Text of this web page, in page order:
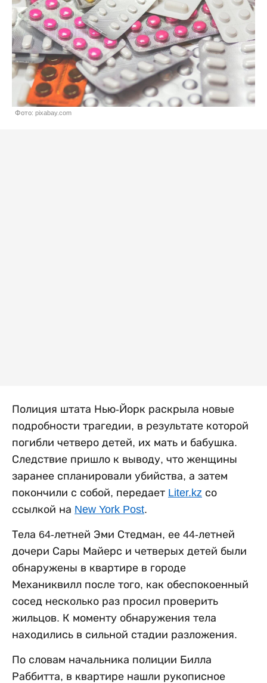
Фото: pixabay.com
Полиция штата Нью-Йорк раскрыла новые
подробности трагедии, в результате которой
погибли четверо детей, их мать и бабушка.
Следствие пришло к выводу, что женщины
заранее спланировали убийства, а затем
покончили с собой, передает Liter.kz со
ссылкой на New York Post.
Тела 64-летней Эми Стедман, ее 44-летней
дочери Сары Майерс и четверых детей были
обнаружены в квартире в городе
Механиквилл после того, как обеспокоенный
сосед несколько раз просил проверить
жильцов. К моменту обнаружения тела
находились в сильной стадии разложения.
По словам начальника полиции Билла
Раббитта, в квартире нашли рукописное